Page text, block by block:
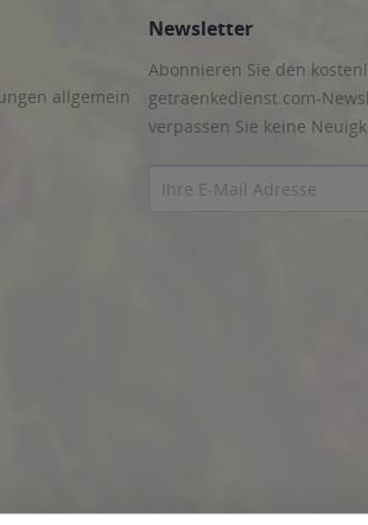
allgemein
Newsletter
Abonnieren Sie den
getraenkedienst.com-
verpassen Sie keine